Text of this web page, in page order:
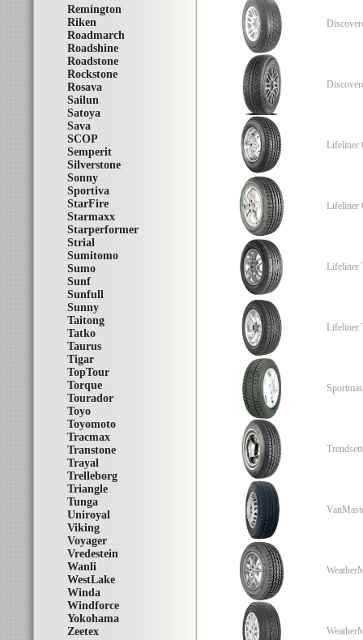
Remington
Riken
Roadmarch
Roadshine
Roadstone
Rockstone
Rosava
Sailun
Satoya
Sava
SCOP
Semperit
Silverstone
Sonny
Sportiva
StarFire
Starmaxx
Starperformer
Strial
Sumitomo
Sumo
Sunf
Sunfull
Sunny
Taitong
Tatko
Taurus
Tigar
TopTour
Torque
Tourador
Toyo
Toyomoto
Tracmax
Transtone
Trayal
Trelleborg
Triangle
Tunga
Uniroyal
Viking
Voyager
Vredestein
Wanli
WestLake
Winda
Windforce
Yokohama
Zeetex
Lifeliner
Lifeliner
Lifeliner
Lifeliner